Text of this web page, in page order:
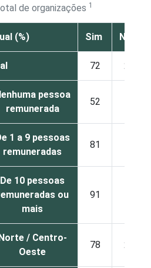
de organizações 1
(%) Sim Não
72 28
pessoa
remunerada
52
1 a 9 pessoas
remuneradas
81
De 10 pessoas
ou
mais
91
/ Centro-
Oeste
78 22